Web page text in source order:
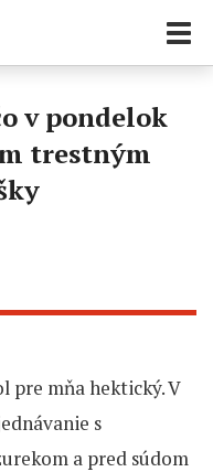
v pondelok
trestným
pre mňa hektický. V
s
a pred súdom